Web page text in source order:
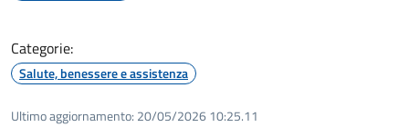
Categorie:
Salute, benessere e assistenza
Ultimo aggiornamento: 20/05/2026 10:25.11